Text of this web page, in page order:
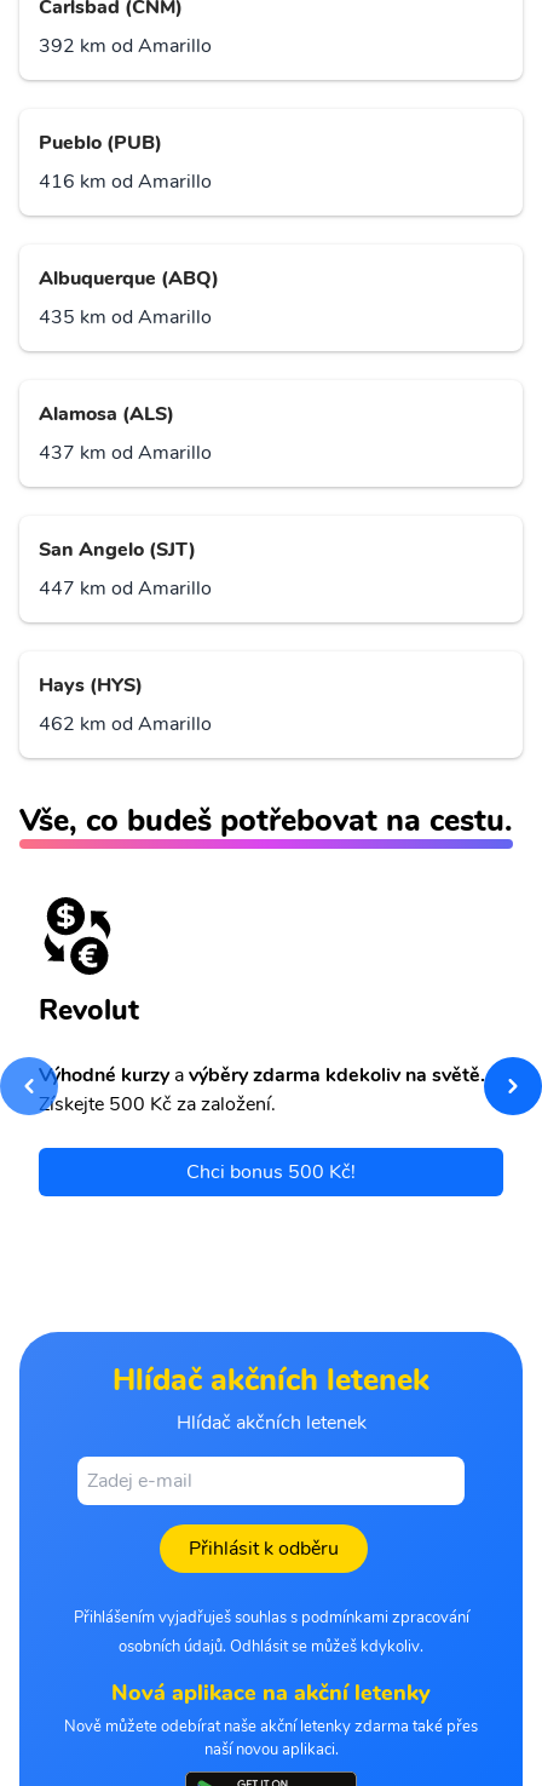
Carlsbad (CNM)
392 km od Amarillo
Pueblo (PUB)
416 km od Amarillo
Albuquerque (ABQ)
435 km od Amarillo
Alamosa (ALS)
437 km od Amarillo
San Angelo (SJT)
447 km od Amarillo
Hays (HYS)
462 km od Amarillo
Vše, co budeš potřebovat na cestu.
Revolut
Výhodné kurzyavýběry zdarma kdekoliv na světě.
Získejte 500 Kč za založení.
Chci bonus 500 Kč!
Hlídač akčních letenek
Hlídač akčních letenek
Přihlásit k odběru
Přihlášením vyjadřuješ souhlas s podmínkami zpracování
osobních údajů. Odhlásit se můžeš kdykoliv.
Nová aplikace na akční letenky
Nově můžete odebírat naše akční letenky zdarma také přes
naší novou aplikaci.